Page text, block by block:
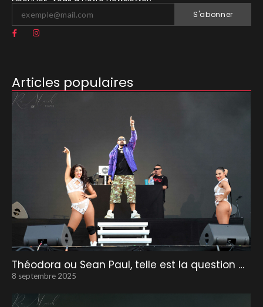
S'abonner
Articles populaires
Théodora ou Sean Paul, telle est la question …
8 septembre 2025